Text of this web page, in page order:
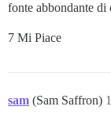
fonte abbondante di
7 Mi Piace
sam (Sam Saffron)